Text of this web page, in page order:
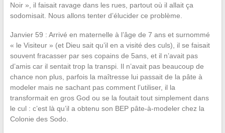
Noir », il faisait ravage dans les rues, partout où il allait ça
sodomisait. Nous allons tenter d’élucider ce problème.
Janvier 59 : Arrivé en maternelle à l’âge de 7 ans et surnommé
« le Visiteur » (et Dieu sait qu’il en a visité des culs), il se faisait
souvent fracasser par ses copains de 5ans, et il n’avait pas
d’amis car il sentait trop la transpi. Il n’avait pas beaucoup de
chance non plus, parfois la maîtresse lui passait de la pâte à
modeler mais ne sachant pas comment l’utiliser, il la
transformait en gros God ou se la foutait tout simplement dans
le cul : c’est là qu’il a obtenu son BEP pâte-à-modeler chez la
Colonie des Sodo.